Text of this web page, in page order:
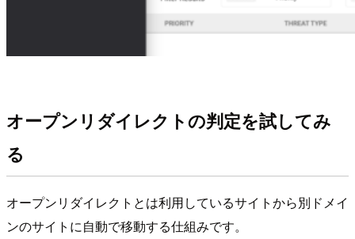
オープンリダイレクトの判定を試してみ
る
オープンリダイレクトとは利用しているサイトから別ドメイ
ンのサイトに自動で移動する仕組みです。